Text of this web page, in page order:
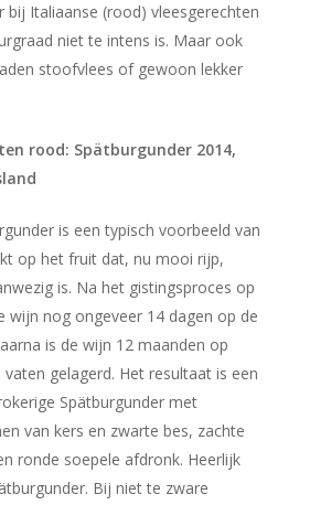
bij Italiaanse (rood) vleesgerechten
niet te intens is. Maar ook
stoofvlees of gewoon lekker
rood: Spätburgunder 2014,
is een typisch voorbeeld van
op het fruit dat, nu mooi rijp,
is. Na het gistingsproces op
wijn nog ongeveer 14 dagen op de
is de wijn 12 maanden op
gelagerd. Het resultaat is een
Spätburgunder met
van kers en zwarte bes, zachte
ronde soepele afdronk. Heerlijk
Bij niet te zware